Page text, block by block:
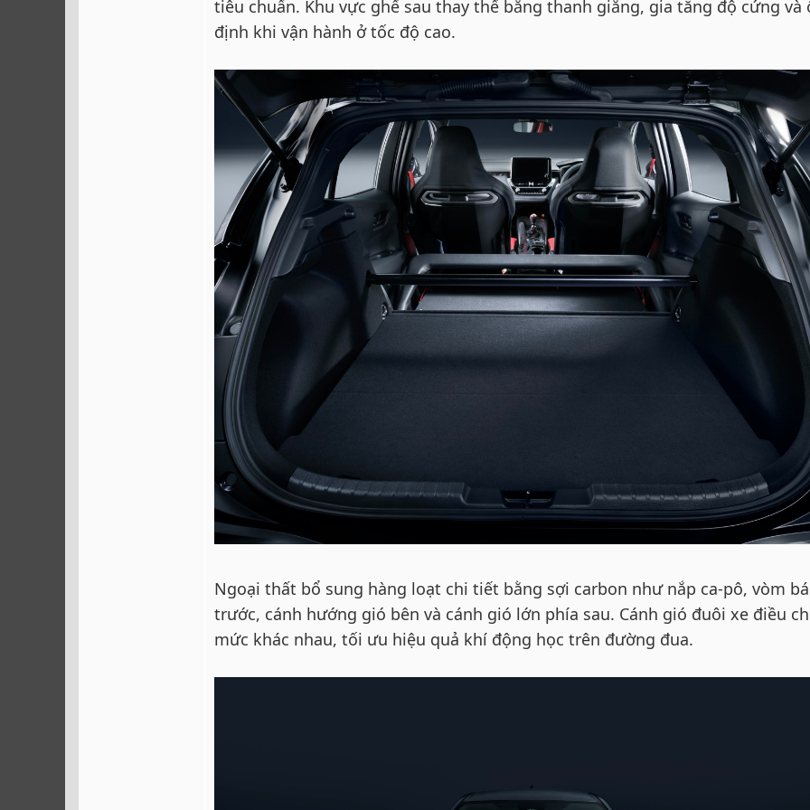
tiêu chuẩn. Khu vực ghế sau thay thế bằng thanh giằng, gia tăng độ cứng và
định khi vận hành ở tốc độ cao.
Ngoại thất bổ sung hàng loạt chi tiết bằng sợi carbon như nắp ca-pô, vòm
trước, cánh hướng gió bên và cánh gió lớn phía sau. Cánh gió đuôi xe điều
mức khác nhau, tối ưu hiệu quả khí động học trên đường đua.